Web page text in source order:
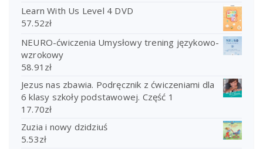
Learn With Us Level 4 DVD
57.52zł
NEURO-ćwiczenia Umysłowy trening językowo-
wzrokowy
58.91 zł
Jezus nas zbawia. Podręcznik z ćwiczeniami dla
6 klasy szkoły podstawowej. Część 1
17.70zł
Zuzia i nowy dzidziuś
5.53zł